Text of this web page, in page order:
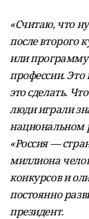
«Считаю, что
после второго
или
профессии. Это
это сделать.
люди играли
национальном
«Россия —
миллиона
конкурсов и
постоянно
президент.